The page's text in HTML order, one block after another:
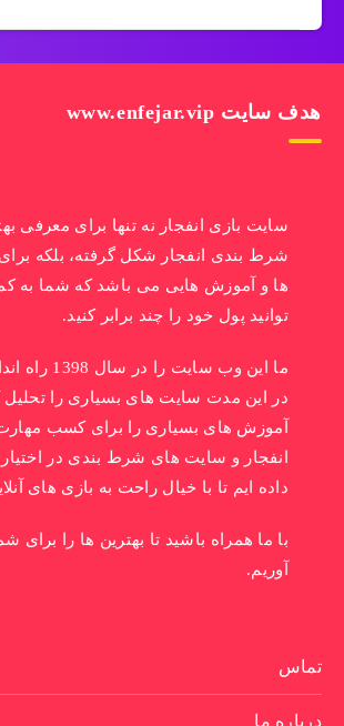
هدف سایت www.enfejar.vip
سایت بازی انفجار نه تنها برای معرفی
شرط بندی انفجار شکل گرفته، بلکه
ها و آموزش هایی می باشد که شما به
توانید پول خود را چند برابر کنید.
ما این وب سایت
در این مدت سایت های بسیاری را تحلیل
آموزش های بسیاری را برای کسب
انفجار و سایت های شرط بندی در
داده ایم تا با خیال راحت به بازی های
با ما همراه باشید تا بهترین ها را برای
آوریم.
تماس
درباره ما